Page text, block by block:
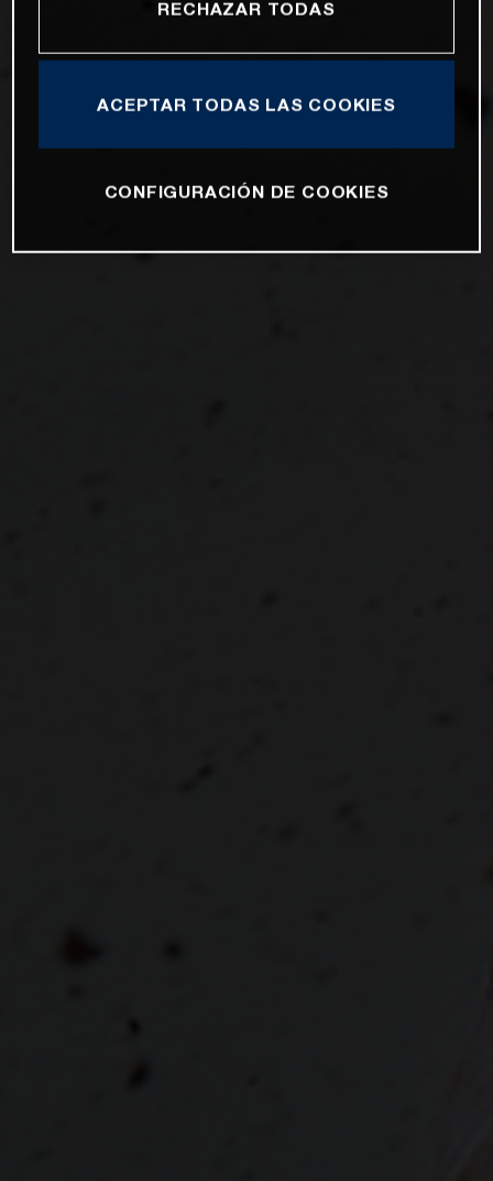
RECHAZAR TODAS
ACEPTAR TODAS LAS COOKIES
CONFIGURACIÓN DE COOKIES